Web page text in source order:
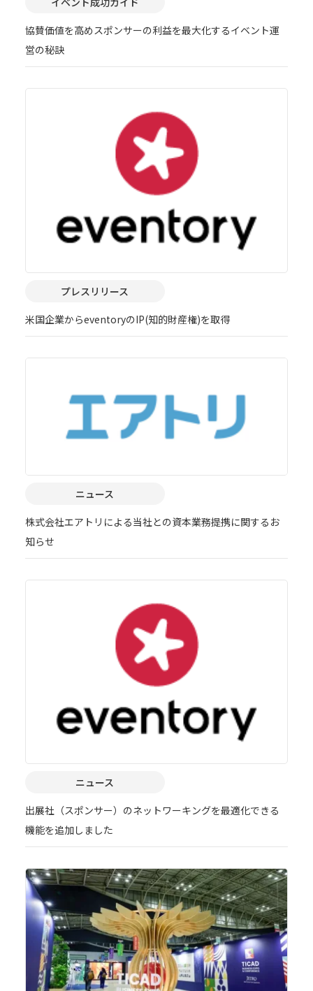
協賛価値を高めスポンサーの利益を最大化するイベント運
営の秘訣
プレスリリース
米国企業からeventoryのIP(知的財産権)を取得
ニュース
株式会社エアトリによる当社との資本業務提携に関するお
知らせ
ニュース
出展社（スポンサー）のネットワーキングを最適化できる
機能を追加しました